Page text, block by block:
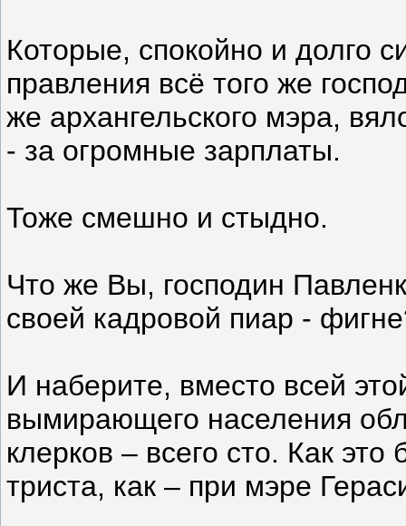
Которые, спокойно и долго
правления всё того же
же архангельского мэра,
- за огромные зарплаты.
Тоже смешно и стыдно.
Что же Вы, господин
своей кадровой пиар -
И наберите, вместо всей
вымирающего населения
клерков – всего сто. Как
триста, как – при мэре